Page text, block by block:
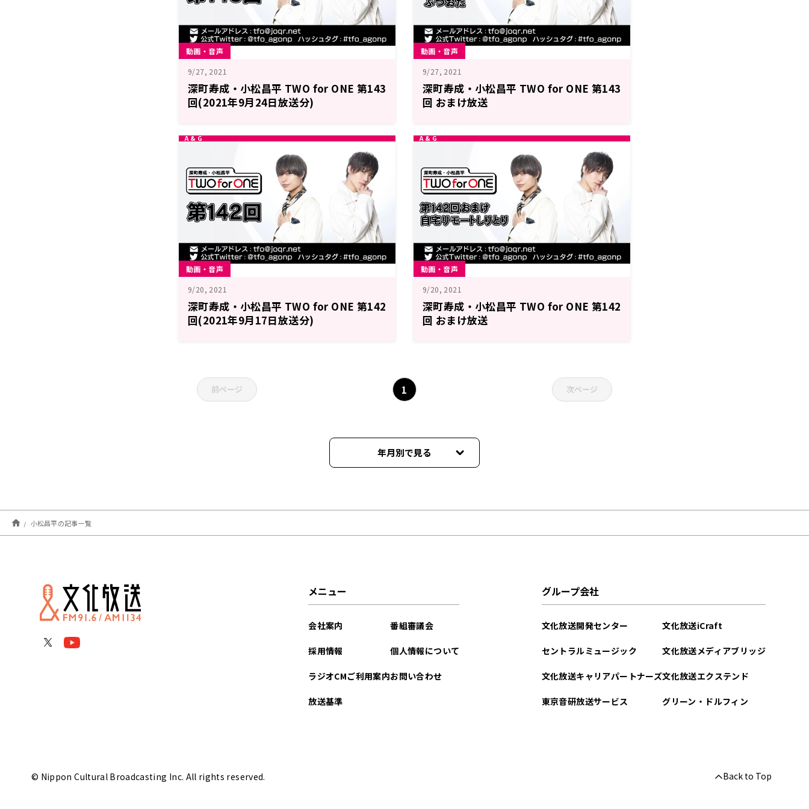
動画・音声
9/27, 2021
深町寿成・小松昌平 TWO for ONE 第143
回(2021年9月24日放送分)
動画・音声
9/27, 2021
深町寿成・小松昌平 TWO for ONE 第143
回 おまけ放送
動画・音声
9/20, 2021
深町寿成・小松昌平 TWO for ONE 第142
回(2021年9月17日放送分)
動画・音声
9/20, 2021
深町寿成・小松昌平 TWO for ONE 第142
回 おまけ放送
前ページ 1 次ページ
年月別で見る
2022年03月
2022年02月
小松昌平の記事一覧
メニュー
会社案内
採用情報
ラジオCMご利用案内
放送基準
番組審議会
個人情報について
お問い合わせ
グループ会社
文化放送開発センター
セントラルミュージック
文化放送キャリアパートナーズ
東京音研放送サービス
文化放送iCraft
文化放送メディアブリッジ
文化放送エクステンド
グリーン・ドルフィン
© Nippon Cultural Broadcasting Inc. All rights reserved. Back to Top